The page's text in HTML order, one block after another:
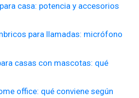
casa: potencia y accesorios
para llamadas: micrófono
casas con mascotas: qué
office: qué conviene según